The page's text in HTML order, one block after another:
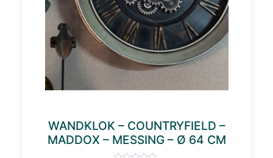
WANDKLOK – COUNTRYFIELD –
MADDOX – MESSING – Ø 64 CM